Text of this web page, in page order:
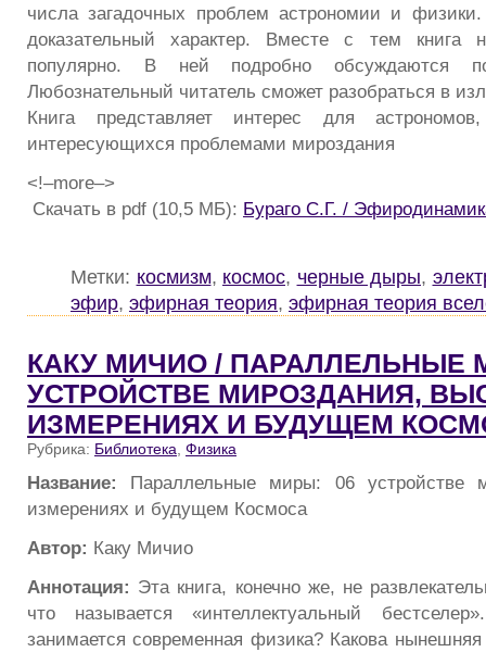
числа загадочных проблем астрономии и физики.
доказательный характер. Вместе с тем книга
популярно. В ней подробно обсуждаются
Любознательный читатель сможет разобраться в
Книга представляет интерес для
интересующихся проблемами мироздания
<!–more–>
Скачать в pdf (10,5 МБ): Бураго С.Г. /
Метки: космизм, космос, черные дыры,
эфир, эфирная теория, эфирная теория
КАКУ МИЧИО / ПАРАЛЛЕЛЬНЫЕ
УСТРОЙСТВЕ МИРОЗДАНИЯ,
ИЗМЕРЕНИЯХ И БУДУЩЕМ
Рубрика: Библиотека Физика
Название: Параллельные миры: 06 устройстве
измерениях и будущем Космоса
Автор: Каку Мичио
Аннотация: Эта книга, конечно же, не
что называется «интеллектуальный
занимается современная физика? Какова